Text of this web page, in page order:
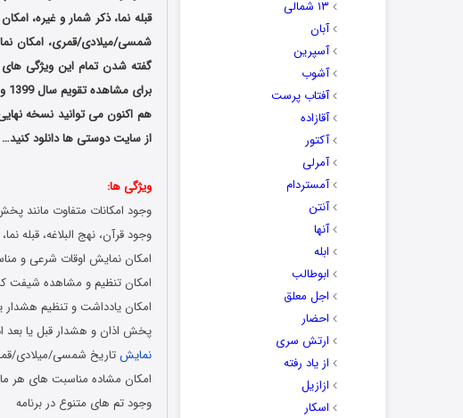
۱۳ شمالی
آبان
آسپرین
آشوب
آفتاب پرست
آقازاده
آکتور
آمرلی
آمستردام
آنتن
آنها
ابله
ابوطالب
اجل معلق
احضار
ارتش سری
از یاد رفته
ازازیل
اسکار
قبله نما، ذکر شمار و غیره،
شمسی/میلادی/قمری، امکان
گفته شدن تمام این ویژگی های
برای مشاهده تقویم سال 1399 و انجام اعمال مذهبی خود استفاده کرده و از آن نهایت لذت را ببرید.
هم اکنون می توانید نسخه
از سایت دوستی ها دانلود کنید…
ویژگی ها:
وجود امکانات متفاوت مانند
وجود قرآن، نهج البلاغه، قبله
امکان نمایش اوقات شرعی و
امکان تنظیم و مشاهده شیفت
امکان یادداشت و تنظیم هشدار
پخش اذان و هشدار قبل یا بعد
نمایشتاریخ شمسی/میلادی/
امکان مشاده مناسبت های هر
وجود تم های متنوع در برنامه